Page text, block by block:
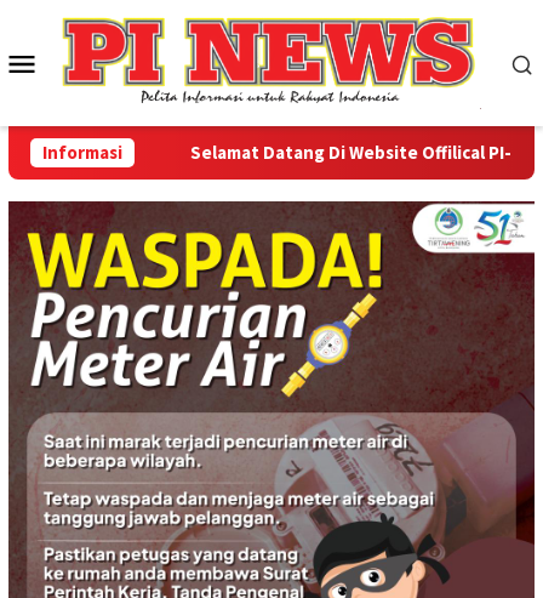
konten
Menu
Mobile
Informasi Selamat Datang Di Website Offilical PI-News